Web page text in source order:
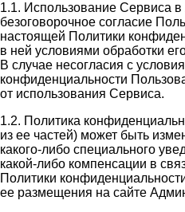
1.1. Использование Сервиса
безоговорочное согласие
настоящей Политики
в ней условиями обработки
В случае несогласия с
конфиденциальности
от использования Сервиса.
1.2. Политика
из ее частей) может быть
какого-либо специального
какой-либо компенсации в
Политики
ее размещения на сайте